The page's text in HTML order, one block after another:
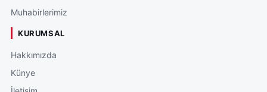
Muhabirlerimiz
KURUMSAL
Hakkımızda
Künye